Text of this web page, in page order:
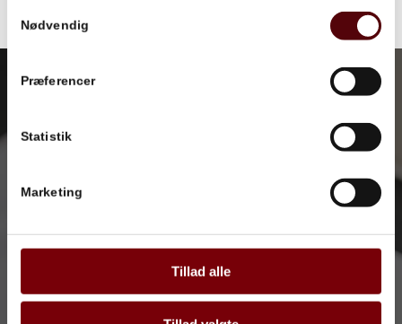
Nødvendig
Præferencer
Statistik
Marketing
Tillad alle
Vi servicerer dit brandmateriel i henhold til
DS 2320, så du er sikret korrekt eftersyn,
dokumentation og udstyr, der altid er klar til
Landsdækkende service
Vores specialuddannede teknikere dækker